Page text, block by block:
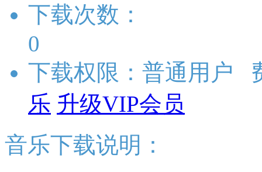
下载次数：
0
下载权限：普通用户
乐 升级VIP会员
音乐下载说明：